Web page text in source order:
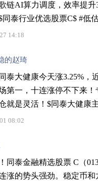
链AI算力调度，效率提升
同泰行业优选股票C$ #低
14:18
的赵琦
泰大健康今天涨3.25%，
第一，十连涨停不下来
就是灵活！$同泰大健康
08:02
同泰金融精选股票 C（
涨的势头强劲。稳定币和